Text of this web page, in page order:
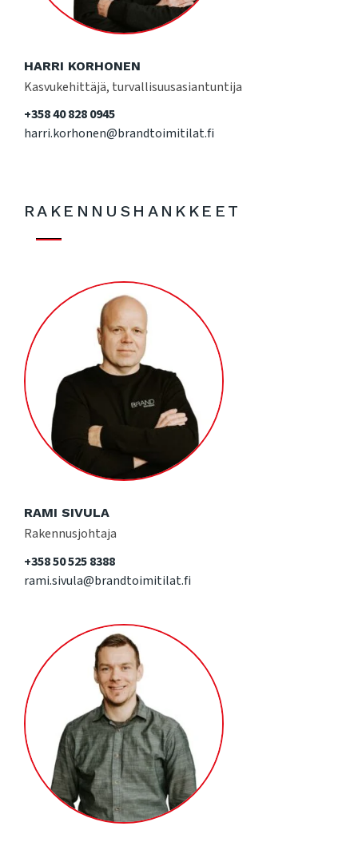
HARRI KORHONEN
Kasvukehittäjä, turvallisuusasiantuntija
+358 40 828 0945
harri.korhonen@brandtoimitilat.fi
RAKENNUSHANKKEET
RAMI SIVULA
Rakennusjohtaja
+358 50 525 8388
rami.sivula@brandtoimitilat.fi